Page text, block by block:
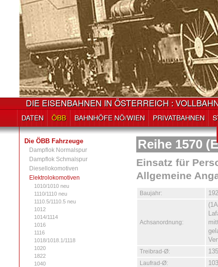
Die ÖBB Fahrzeuge
Dampflok Normalspur
Dampflok Schmalspur
Diesellokomotiven
Elektrolokomotiven
1010/1010 neu
1110/1110 neu
1110.5/1110.5 neu
1012
1014/1114
1016
1116
1018/1018.1/1118
1020
1822
1040
Reihe 1570
Einsatz für
Allgemeine
Baujahr:
Achsanordnung:
Treibrad-Ø:
Laufrad-Ø: